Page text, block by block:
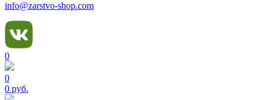
info@zarstvo-shop.com
0
0
0 руб.